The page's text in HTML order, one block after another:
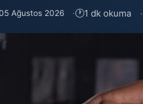
Ağustos 2026 🕐1 dk okuma